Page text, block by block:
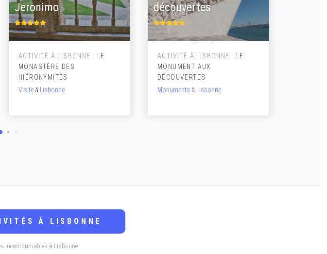
Jeronimo
ACTIVITÉ À LISBONNE :
LE
MONASTÈRE DES
HIÉRONYMITES
Visite à Lisbonne
découvertes
ACTIVITÉ À LISBONNE :
LE
MONUMENT AUX
DÉCOUVERTES
Monuments à Lisbonne
À LISBONNE
incontournables à Lisbonne